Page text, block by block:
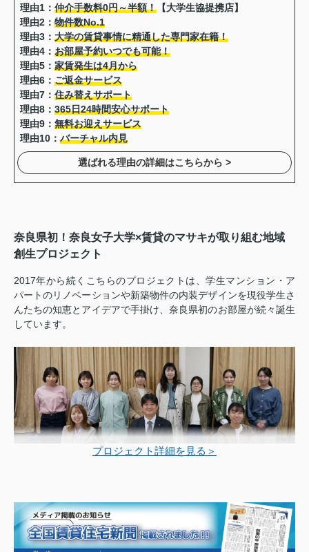
理由1：仲介手数料0円～半額！ 【大学生協提携店】
理由2：物件数No.1
理由3：大学の賃貸事情に精通した専門家在籍！
理由4：お部屋予約いつでも可能！
理由5：家賃発生は4月から
理由6：ご返金サービス
理由7：住み替えサポート
理由8：365日24時間安心サポート
理由9：無料お迎えサービス
理由10：バーチャル内見
選ばれる理由の詳細はこちらから >
奈良県初！奈良女子大学×賃貸のマサキが取り組む地域
創生プロジェクト
2017年から続くこちらのプロジェクトは、学生マンション・ア
パートのリノベーションや新築物件の内装デザインを現役学生さ
んたちの知恵とアイデアで手掛け、奈良県初のお部屋が続々誕生
しています。
プロジェクト詳細を見る＞